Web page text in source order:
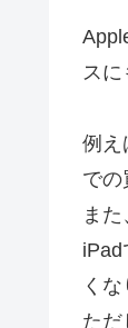
ス
例え
での
ま
iPad
く
ただ